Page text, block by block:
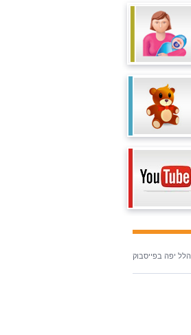
הלל יפה בפייסבוק